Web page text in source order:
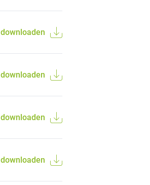
downloaden
downloaden
downloaden
downloaden